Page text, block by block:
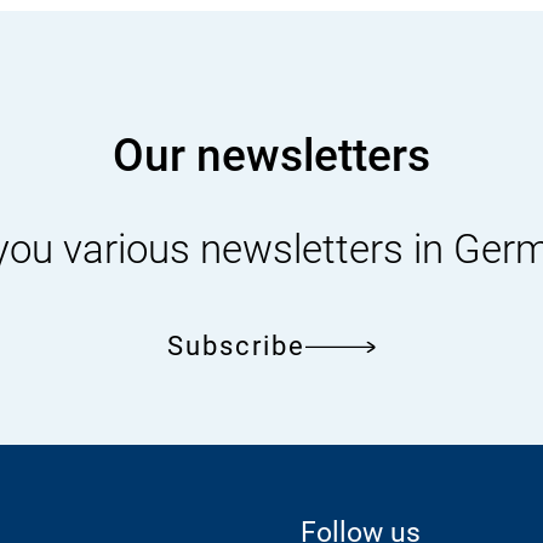
Our newsletters
various newsletters in
Subscribe
Follow us